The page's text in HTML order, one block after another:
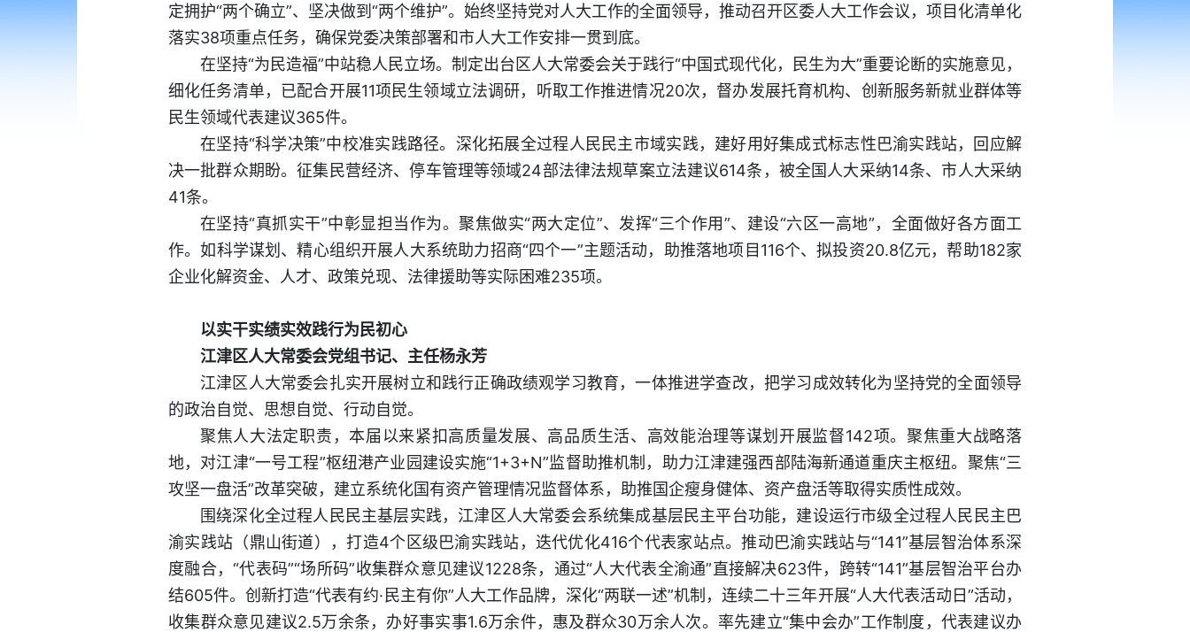
定拥护“两个确立”、坚决做到“两个维护”。始终坚持党对人大工作的全面领导，推动召开区委人大工作会议，项目化清单化
落实38项重点任务，确保党委决策部署和市人大工作安排一贯到底。
在坚持“为民造福”中站稳人民立场。制定出台区人大常委会关于践行“中国式现代化，民生为大”重要论断的实施意见，
细化任务清单，已配合开展11项民生领域立法调研，听取工作推进情况20次，督办发展托育机构、创新服务新就业群体等
民生领域代表建议365件。
在坚持“科学决策”中校准实践路径。深化拓展全过程人民民主市域实践，建好用好集成式标志性巴渝实践站，回应解
决一批群众期盼。征集民营经济、停车管理等领域24部法律法规草案立法建议614条，被全国人大采纳14条、市人大采纳
41条。
在坚持“真抓实干”中彰显担当作为。聚焦做实“两大定位”、发挥“三个作用”、建设“六区一高地”，全面做好各方面工
作。如科学谋划、精心组织开展人大系统助力招商“四个一”主题活动，助推落地项目116个、拟投资20.8亿元，帮助182家
企业化解资金、人才、政策兑现、法律援助等实际困难235项。
以实干实绩实效践行为民初心
江津区人大常委会党组书记、主任杨永芳
江津区人大常委会扎实开展树立和践行正确政绩观学习教育，一体推进学查改，把学习成效转化为坚持党的全面领导
的政治自觉、思想自觉、行动自觉。
聚焦人大法定职责，本届以来紧扣高质量发展、高品质生活、高效能治理等谋划开展监督142项。聚焦重大战略落
地，对江津“一号工程”枢纽港产业园建设实施“1+3+N”监督助推机制，助力江津建强西部陆海新通道重庆主枢纽。聚焦“三
攻坚一盘活”改革突破，建立系统化国有资产管理情况监督体系，助推国企瘦身健体、资产盘活等取得实质性成效。
围绕深化全过程人民民主基层实践，江津区人大常委会系统集成基层民主平台功能，建设运行市级全过程人民民主巴
渝实践站（鼎山街道），打造4个区级巴渝实践站，迭代优化416个代表家站点。推动巴渝实践站与“141”基层智治体系深
度融合，“代表码”“场所码”收集群众意见建议1228条，通过“人大代表全渝通”直接解决623件，跨转“141”基层智治平台办
结605件。创新打造“代表有约·民主有你”人大工作品牌，深化“两联一述”机制，连续二十三年开展“人大代表活动日”活动，
收集群众意见建议2.5万余条，办好事实事1.6万余件，惠及群众30万余人次。率先建立“集中会办”工作制度，代表建议办